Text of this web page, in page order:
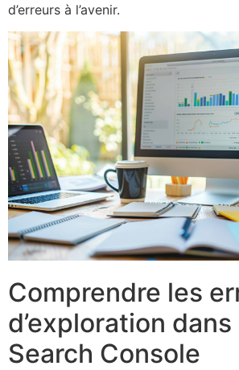
d’erreurs à l’avenir.
Comprendre les
d’exploration
Search Console